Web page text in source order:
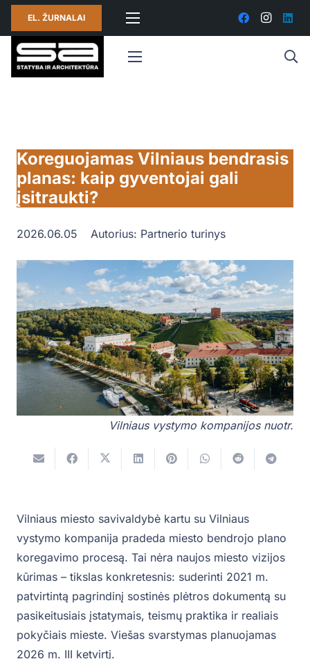
EL. ŽURNALAI
Koreguojamas Vilniaus bendrasis
planas: kaip gyventojai gali
įsitraukti?
2026.06.05 Autorius: Partnerio turinys
Vilniaus vystymo kompanijos nuotr.
Vilniaus miesto savivaldybė kartu su Vilniaus
vystymo kompanija pradeda miesto bendrojo plano
koregavimo procesą. Tai nėra naujos miesto vizijos
kūrimas – tikslas konkretesnis: suderinti 2021 m.
patvirtintą pagrindinį sostinės plėtros dokumentą su
pasikeitusiais įstatymais, teismų praktika ir realiais
pokyčiais mieste. Viešas svarstymas planuojamas
2026 m. III ketvirtį.